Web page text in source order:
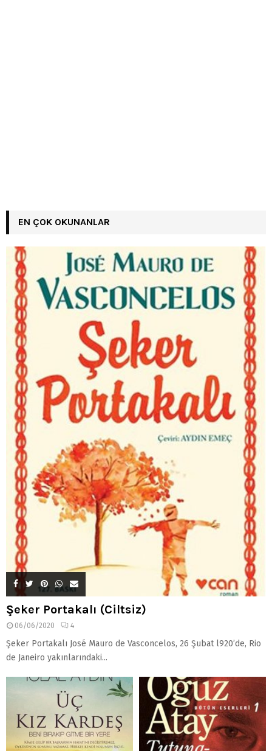
EN ÇOK OKUNANLAR
Şeker Portakalı (Ciltsiz)
06/06/2020 4
Şeker Portakalı José Mauro de Vasconcelos, 26 Şubat l920’de, Rio
de Janeiro yakınlarındaki...